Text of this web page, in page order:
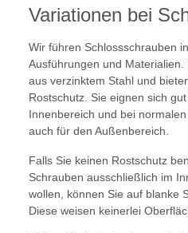
Variationen bei
Wir führen Schlossschrauben
Ausführungen und
aus verzinktem Stahl und
Rostschutz. Sie eignen sich
Innenbereich und bei
auch für den Außenbereich.
Falls Sie keinen Rostschutz
Schrauben ausschließlich im
wollen, können Sie auf blanke
Diese weisen keinerlei